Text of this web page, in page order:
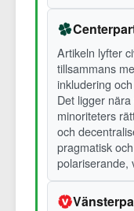
Artikeln lyfter
tillsammans
inkludering
Det ligger
minoriteters
och
pragmatisk
polariserande,